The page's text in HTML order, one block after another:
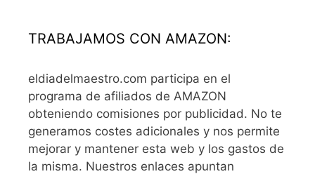
TRABAJAMOS CON AMAZON:
eldiadelmaestro.com participa en el
programa de afiliados de AMAZON
obteniendo comisiones por publicidad. No te
generamos costes adicionales y nos permite
mejorar y mantener esta web y los gastos de
la misma. Nuestros enlaces apuntan